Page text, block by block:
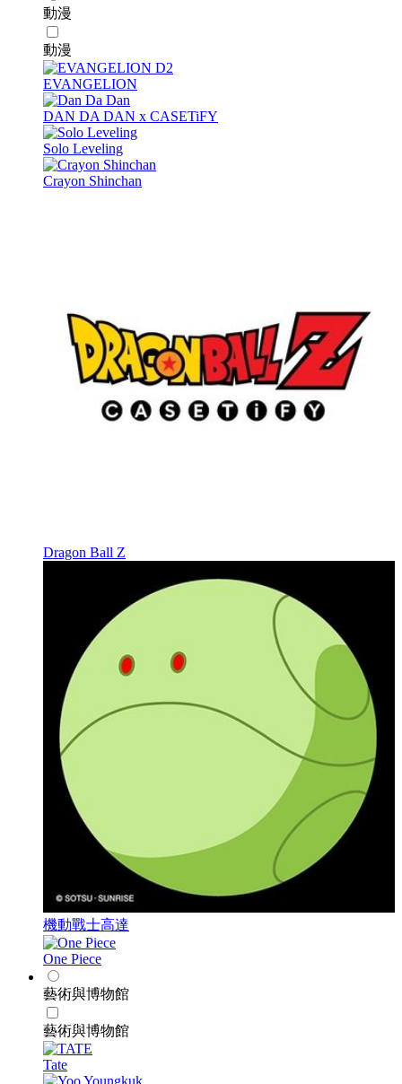
動漫
動漫
EVANGELION
DAN DA DAN x CASETiFY
Solo Leveling
Crayon Shinchan
Dragon Ball Z
機動戰士高達
One Piece
藝術與博物館
藝術與博物館
Tate